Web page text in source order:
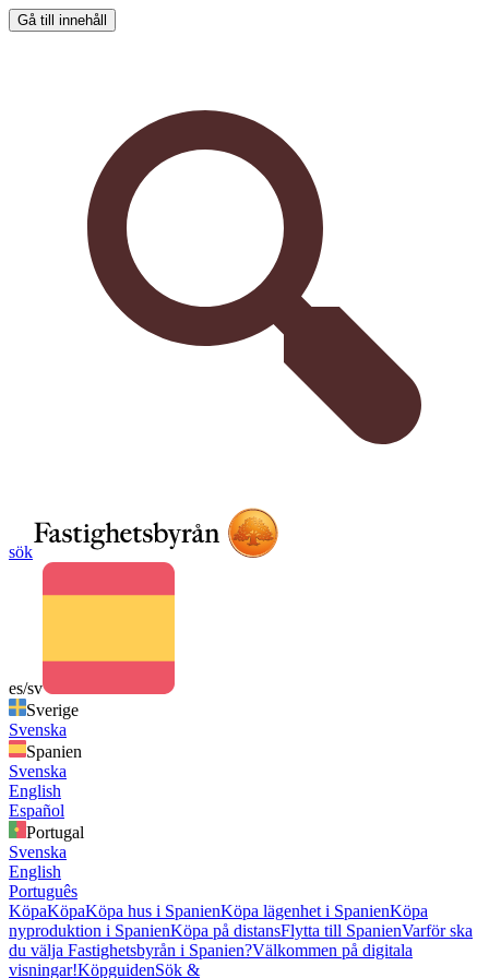
Gå till innehåll
sök
es/sv
Sverige
Svenska
Spanien
Svenska
English
Español
Portugal
Svenska
English
Português
KöpaKöpaKöpa hus i SpanienKöpa lägenhet i SpanienKöpa
nyproduktion i SpanienKöpa på distansFlytta till SpanienVarför ska
du välja Fastighetsbyrån i Spanien?Välkommen på digitala
visningar!KöpguidenSök &